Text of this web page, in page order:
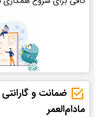
ضمانت و
مادام‌العمر